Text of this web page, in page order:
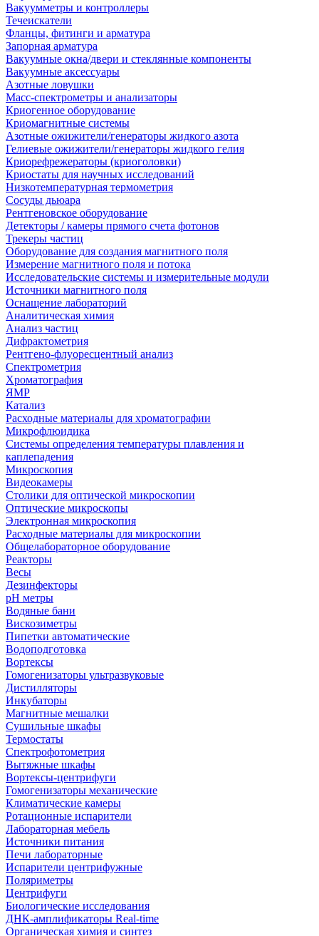
Вакуумметры и контроллеры
Течеискатели
Фланцы, фитинги и арматура
Запорная арматура
Вакуумные окна/двери и стеклянные компоненты
Вакуумные аксессуары
Азотные ловушки
Масс-спектрометры и анализаторы
Криогенное оборудование
Криомагнитные системы
Азотные ожижители/генераторы жидкого азота
Гелиевые ожижители/генераторы жидкого гелия
Криорефрежераторы (криоголовки)
Криостаты для научных исследований
Низкотемпературная термометрия
Сосуды дьюара
Рентгеновское оборудование
Детекторы / камеры прямого счета фотонов
Трекеры частиц
Оборудование для создания магнитного поля
Измерение магнитного поля и потока
Исследовательские системы и измерительные модули
Источники магнитного поля
Оснащение лабораторий
Аналитическая химия
Анализ частиц
Дифрактометрия
Рентгено-флуоресцентный анализ
Спектрометрия
Хроматография
ЯМР
Катализ
Расходные материалы для хроматографии
Микрофлюидика
Системы определения температуры плавления и
каплепадения
Микроскопия
Видеокамеры
Столики для оптической микроскопии
Оптические микроскопы
Электронная микроскопия
Расходные материалы для микроскопии
Общелабораторное оборудование
Реакторы
Весы
Дезинфекторы
рН метры
Водяные бани
Вискозиметры
Пипетки автоматические
Водоподготовка
Вортексы
Гомогенизаторы ультразвуковые
Дистилляторы
Инкубаторы
Магнитные мешалки
Сушильные шкафы
Термостаты
Спектрофотометрия
Вытяжные шкафы
Вортексы-центрифуги
Гомогенизаторы механические
Климатические камеры
Ротационные испарители
Лабораторная мебель
Источники питания
Печи лабораторные
Испарители центрифужные
Поляриметры
Центрифуги
Биологические исследования
ДНК-амплификаторы Real-time
Органическая химия и синтез